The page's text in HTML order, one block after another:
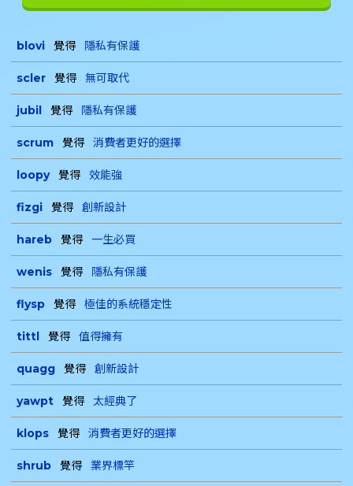
blovi 覺得 隱私有保護
scler 覺得 無可取代
jubil 覺得 隱私有保護
scrum 覺得 消費者更好的選擇
loopy 覺得 效能強
fizgi 覺得 創新設計
hareb 覺得 一生必買
wenis 覺得 隱私有保護
flysp 覺得 極佳的系統穩定性
tittl 覺得 值得擁有
quagg 覺得 創新設計
yawpt 覺得 太經典了
klops 覺得 消費者更好的選擇
shrub 覺得 業界標竿